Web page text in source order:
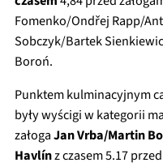
Fomenko/Ondřej Rapp/
Sobczyk/Bartek
Boroń.
Punktem kulminacyjnym
były wyścigi w kategorii
załogaJan Vrba/Martin
Havlínz czasem 5.17